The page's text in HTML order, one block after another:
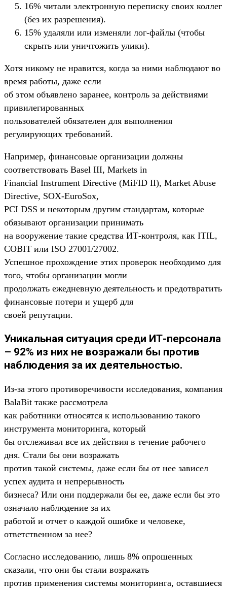
16% читали электронную переписку своих коллег
(без их разрешения).
15% удаляли или изменяли лог-файлы (чтобы
скрыть или уничтожить улики).
Хотя никому не нравится, когда за ними наблюдают во
время работы, даже если
об этом объявлено заранее, контроль за действиями
привилегированных
пользователей обязателен для выполнения
регулирующих требований.
Например, финансовые организации должны
соответствовать Basel III, Markets in
Financial Instrument Directive (MiFID II), Market Abuse
Directive, SOX-EuroSox,
PCI DSS и некоторым другим стандартам, которые
обязывают организации принимать
на вооружение такие средства ИТ-контроля, как ITIL,
COBIT или ISO 27001/27002.
Успешное прохождение этих проверок необходимо для
того, чтобы организации могли
продолжать ежедневную деятельность и предотвратить
финансовые потери и ущерб для
своей репутации.
Уникальная ситуация среди ИТ-персонала
– 92% из них не возражали бы против
наблюдения за их деятельностью.
Из-за этого противоречивости исследования, компания
BalaBit также рассмотрела
как работники относятся к использованию такого
инструмента мониторинга, который
бы отслеживал все их действия в течение рабочего
дня. Стали бы они возражать
против такой системы, даже если бы от нее зависел
успех аудита и непрерывность
бизнеса? Или они поддержали бы ее, даже если бы это
означало наблюдение за их
работой и отчет о каждой ошибке и человеке,
ответственном за нее?
Согласно исследованию, лишь 8% опрошенных
сказали, что они бы стали возражать
против применения системы мониторинга, оставшиеся